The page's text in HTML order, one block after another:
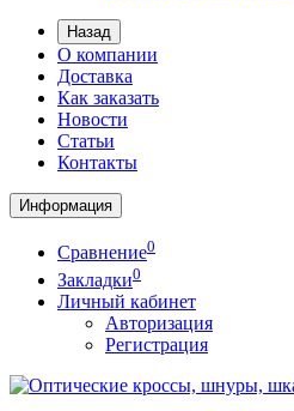
Назад
О компании
Доставка
Как заказать
Новости
Статьи
Контакты
Информация
Сравнение0
Закладки0
Личный кабинет
Авторизация
Регистрация